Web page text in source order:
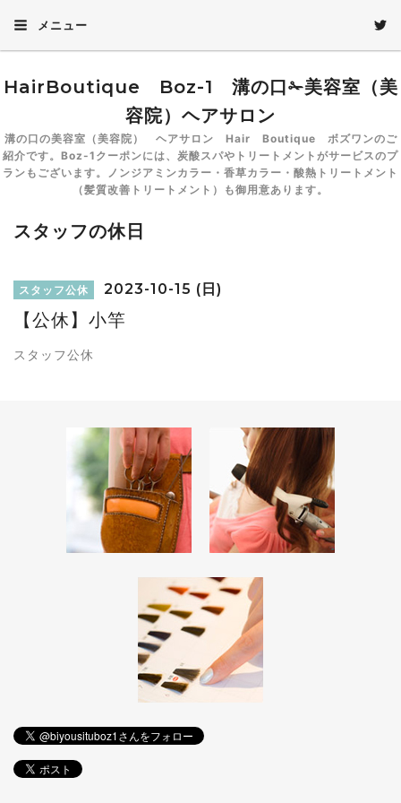
メニュー
HairBoutique Boz-1 溝の口✁美容室（美
容院）ヘアサロン
溝の口の美容室（美容院） ヘアサロン Hair Boutique ボズワンのご
紹介です。Boz-1クーポンには、炭酸スパやトリートメントがサービスのプ
ランもございます。ノンジアミンカラー・香草カラー・酸熱トリートメント
（髪質改善トリートメント）も御用意あります。
スタッフの休日
スタッフ公休 2023-10-15 (日)
【公休】小竿
スタッフ公休